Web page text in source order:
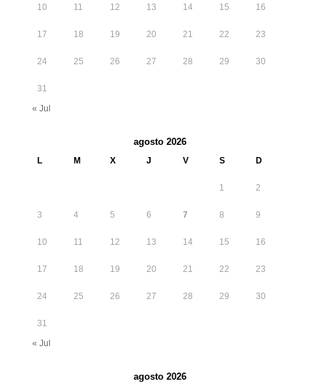
10 11 12 13 14 15 16
17 18 19 20 21 22 23
24 25 26 27 28 29 30
31
« Jul
agosto 2026
L M X J V S D
1 2
3 4 5 6 7 8 9
10 11 12 13 14 15 16
17 18 19 20 21 22 23
24 25 26 27 28 29 30
31
« Jul
agosto 2026